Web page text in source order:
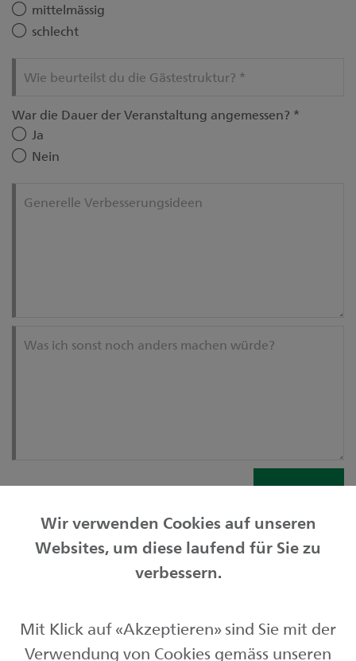
mittelmässig
schlecht
Wie beurteilst du die Gästestruktur? *
War die Dauer der Veranstaltung angemessen? *
Ja
Nein
Generelle Verbesserungsideen
Was ich sonst noch anders machen würde?
Senden
Privatkunden
Börse und Märkte
Wir verwenden Cookies auf unseren
Websites, um diese laufend für Sie zu
verbessern.
Mit Klick auf «Akzeptieren» sind Sie mit der
Verwendung von Cookies gemäss unseren